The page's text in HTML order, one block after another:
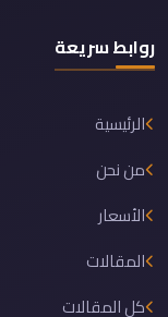
روابط سريعة
الرئيسية
من نحن
الأسعار
المقالات
كل المقالات